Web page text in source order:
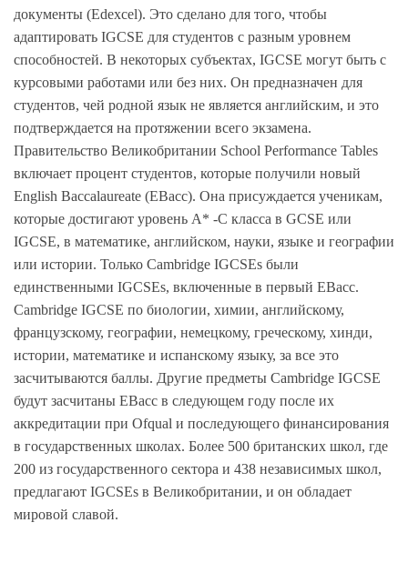
документы (Edexcel). Это сделано для того, чтобы
адаптировать IGCSE для студентов с разным уровнем
способностей. В некоторых субъектах, IGCSE могут быть с
курсовыми работами или без них. Он предназначен для
студентов, чей родной язык не является английским, и это
подтверждается на протяжении всего экзамена.
Правительство Великобритании School Performance Tables
включает процент студентов, которые получили новый
English Baccalaureate (EBacc). Она присуждается ученикам,
которые достигают уровень A* -C класса в GCSE или
IGCSE, в математике, английском, науки, языке и географии
или истории. Только Cambridge IGCSEs были
единственными IGCSEs, включенные в первый EBacc.
Cambridge IGCSE по биологии, химии, английскому,
французскому, географии, немецкому, греческому, хинди,
истории, математике и испанскому языку, за все это
засчитываются баллы. Другие предметы Cambridge IGCSE
будут засчитаны EBacc в следующем году после их
аккредитации при Ofqual и последующего финансирования
в государственных школах. Более 500 британских школ, где
200 из государственного сектора и 438 независимых школ,
предлагают IGCSEs в Великобритании, и он обладает
мировой славой.